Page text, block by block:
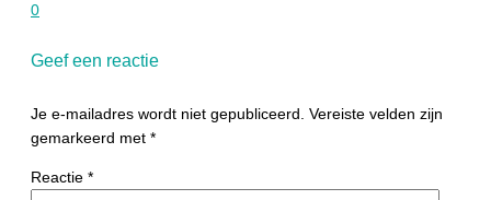
0
Geef een reactie
Je e-mailadres wordt niet gepubliceerd. Vereiste velden zijn
gemarkeerd met *
Reactie *